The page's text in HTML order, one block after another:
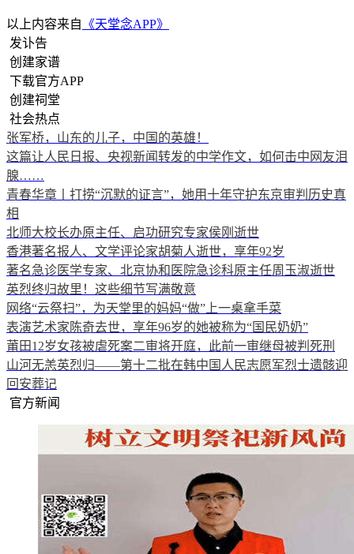
以上内容来自 《天堂念APP》
发讣告
创建家谱
下载官方APP
创建祠堂
社会热点
张军桥，山东的儿子，中国的英雄！
这篇让人民日报、央视新闻转发的中学作文，如何击中网友泪
腺……
青春华章丨打捞“沉默的证言”，她用十年守护东京审判历史真
相
北师大校长办原主任、启功研究专家侯刚逝世
香港著名报人、文学评论家胡菊人逝世，享年92岁
著名急诊医学专家、北京协和医院急诊科原主任周玉淑逝世
英烈终归故里！这些细节写满敬意
网络“云祭扫”，为天堂里的妈妈“做”上一桌拿手菜
表演艺术家陈奇去世，享年96岁的她被称为“国民奶奶”
莆田12岁女孩被虐死案二审将开庭，此前一审继母被判死刑
山河无恙英烈归——第十二批在韩中国人民志愿军烈士遗骸迎
回安葬记
官方新闻